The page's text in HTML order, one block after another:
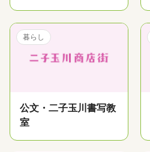
暮らし
公文・二子玉川書写教
室